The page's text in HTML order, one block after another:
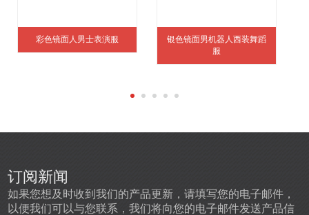
彩色镜面人男士表演服
银色镜面男机器人西装舞蹈
服
订阅新闻
如果您想及时收到我们的产品更新，请填写您的电子邮件，
以便我们可以与您联系，我们将向您的电子邮件发送产品信